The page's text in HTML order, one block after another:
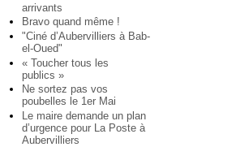
arrivants
Bravo quand même !
"Ciné d’Aubervilliers à Bab-
el-Oued"
« Toucher tous les
publics »
Ne sortez pas vos
poubelles le 1er Mai
Le maire demande un plan
d’urgence pour La Poste à
Aubervilliers